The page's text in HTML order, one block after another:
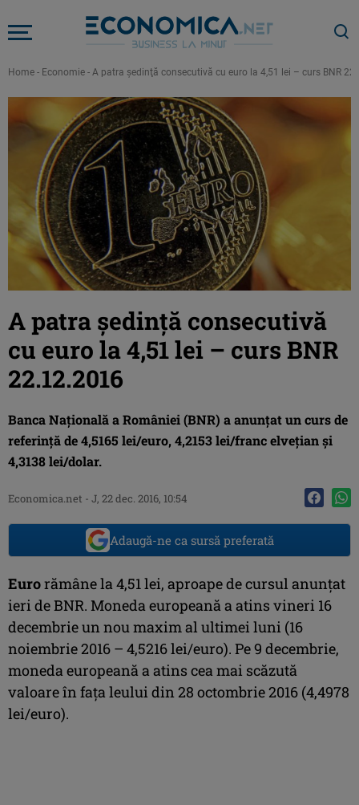
Home - Economie - A patra şedinţă consecutivă cu euro la 4,51 lei – curs BNR
A patra şedinţă consecutivă
cu euro la 4,51 lei – curs BNR
22.12.2016
Banca Naţională a României (BNR) a anunţat un curs de
referinţă de 4,5165 lei/euro, 4,2153 lei/franc elveţian şi
4,3138 lei/dolar.
Economica.net - J, 22 dec. 2016, 10:54
Adaugă-ne ca sursă preferată
Eurorămâne la 4,51 lei, aproape de cursul anunţat
ieri de BNR. Moneda europeană a atins vineri 16
decembrie un nou maxim al ultimei luni (16
noiembrie 2016 – 4,5216 lei/euro). Pe 9 decembrie,
moneda europeană a atins cea mai scăzută
valoare în faţa leului din 28 octombrie 2016 (4,4978
lei/euro).